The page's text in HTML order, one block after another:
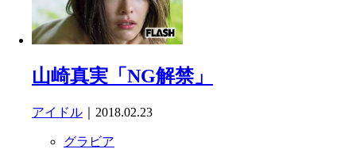
山崎真実「NG解禁」
アイドル ｜2018.02.23
グラビア